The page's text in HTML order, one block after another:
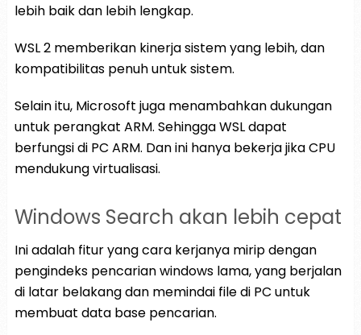
lebih baik dan lebih lengkap.
WSL 2 memberikan kinerja sistem yang lebih, dan
kompatibilitas penuh untuk sistem.
Selain itu, Microsoft juga menambahkan dukungan
untuk perangkat ARM. Sehingga WSL dapat
berfungsi di PC ARM. Dan ini hanya bekerja jika CPU
mendukung virtualisasi.
Windows Search akan lebih cepat
Ini adalah fitur yang cara kerjanya mirip dengan
pengindeks pencarian windows lama, yang berjalan
di latar belakang dan memindai file di PC untuk
membuat data base pencarian.